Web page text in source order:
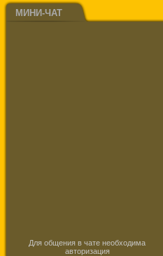
МИНИ-ЧАТ
Для общения в чате необходима
авторизация